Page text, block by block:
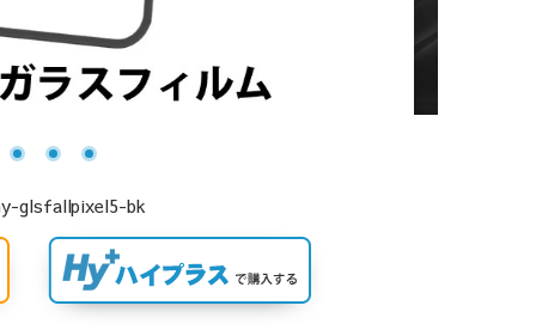
glsfallpixel5-bk